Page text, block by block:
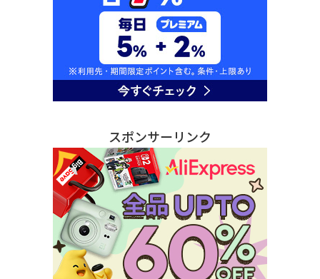
スポンサーリンク